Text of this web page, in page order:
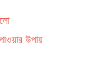
উপায়